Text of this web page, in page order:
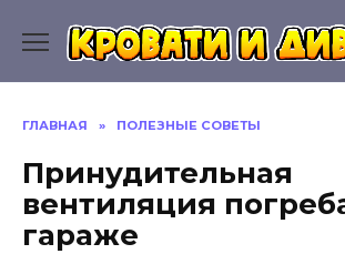
содержанию
ГЛАВНАЯ » ПОЛЕЗНЫЕ СОВЕТЫ
Принудительная
вентиляция
гараже